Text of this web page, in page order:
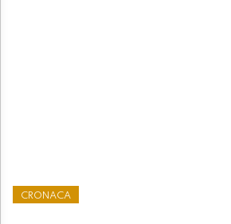
CRONACA